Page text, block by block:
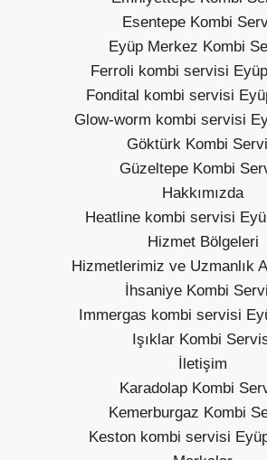
Esentepe Kombi
Eyüp Merkez Kombi
Ferroli kombi servisi
Fondital kombi servisi
Glow-worm kombi servisi
Göktürk Kombi
Güzeltepe Kombi
Hakkımızda
Heatline kombi servisi
Hizmet Bölgeleri
Hizmetlerimiz ve Uzmanlık
İhsaniye Kombi
Immergas kombi servisi
Işıklar Kombi
İletişim
Karadolap Kombi
Kemerburgaz Kombi
Keston kombi servisi